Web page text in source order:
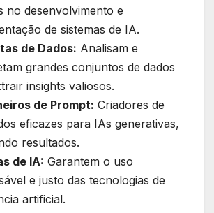
no desenvolvimento e
de sistemas de IA.
de Dados: Analisam e
grandes conjuntos de dados
insights valiosos.
de Prompt: Criadores de
eficazes para IAs generativas,
resultados.
de IA: Garantem o uso
e justo das tecnologias de
artificial.